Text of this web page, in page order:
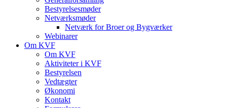
Bestyrelsesmøder
Netværksmøder
Netværk for Broer og Bygværker
Webinarer
Om KVF
Om KVF
Aktiviteter i KVF
Bestyrelsen
Vedtægter
Økonomi
Kontakt